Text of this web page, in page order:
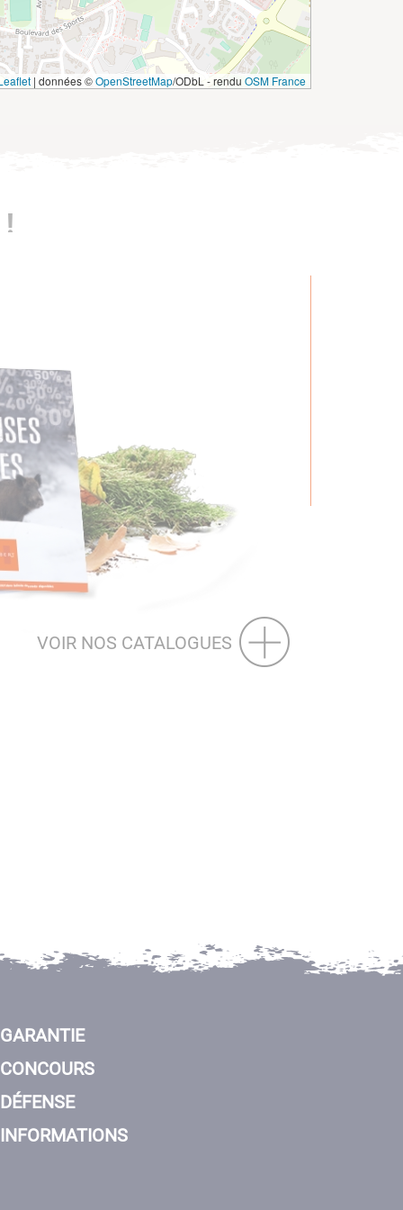
| données ©OpenStreetMap/ODbL - rendu OSM France
VOIR NOS CATALOGUES
GARANTIE
CONCOURS
DÉFENSE
INFORMATIONS